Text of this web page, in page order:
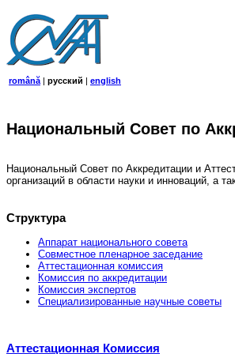
română | русский | english
Национальный Совет по
Национальный Совет по Аккредитации и
организаций в области науки и инноваций, а
Структура
Аппарат национального совета
Совместное пленарное заседание
Аттестационная комисcия
Комиссия по аккредитации
Комиссия экспертов
Специализированные научные советы
Аттестационная Комиссия